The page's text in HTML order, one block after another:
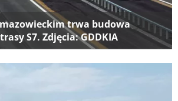
trwa budowa
S7. Zdjęcia: GDDKIA